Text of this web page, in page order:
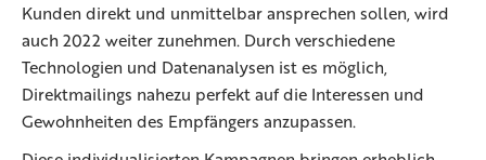
Kunden direkt und unmittelbar ansprechen sollen, wird
auch 2022 weiter zunehmen. Durch verschiedene
Technologien und Datenanalysen ist es möglich,
Direktmailings nahezu perfekt auf die Interessen und
Gewohnheiten des Empfängers anzupassen.